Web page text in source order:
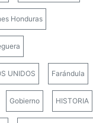
Honduras
UNIDOS Farándula
Gobierno HISTORIA